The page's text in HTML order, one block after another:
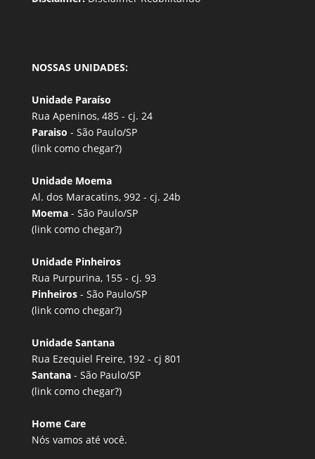
NOSSAS UNIDADES:
Unidade Paraíso
Rua Apeninos, 485 - cj. 24
Paraiso - São Paulo/SP
(link como chegar?)
Unidade Moema
Al. dos Maracatins, 992 - cj. 24b
Moema - São Paulo/SP
(link como chegar?)
Unidade Pinheiros
Rua Purpurina, 155 - cj. 93
Pinheiros - São Paulo/SP
(link como chegar?)
Unidade Santana
Rua Ezequiel Freire, 192 - cj 801
Santana - São Paulo/SP
(link como chegar?)
Home Care
Nós vamos até você.